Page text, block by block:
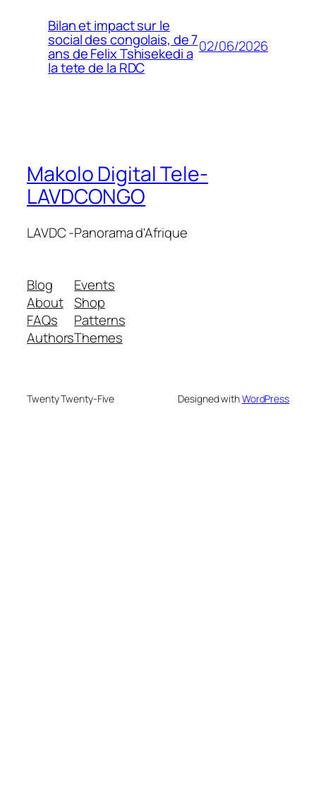
Bilan et impact sur le
social des congolais, de 7
ans de Felix Tshisekedi a
la tete de la RDC
02/06/2026
Makolo Digital Tele-
LAVDCONGO
LAVDC -Panorama d'Afrique
Blog
About
FAQs
Authors
Events
Shop
Patterns
Themes
Twenty Twenty-Five Designed withWordPress